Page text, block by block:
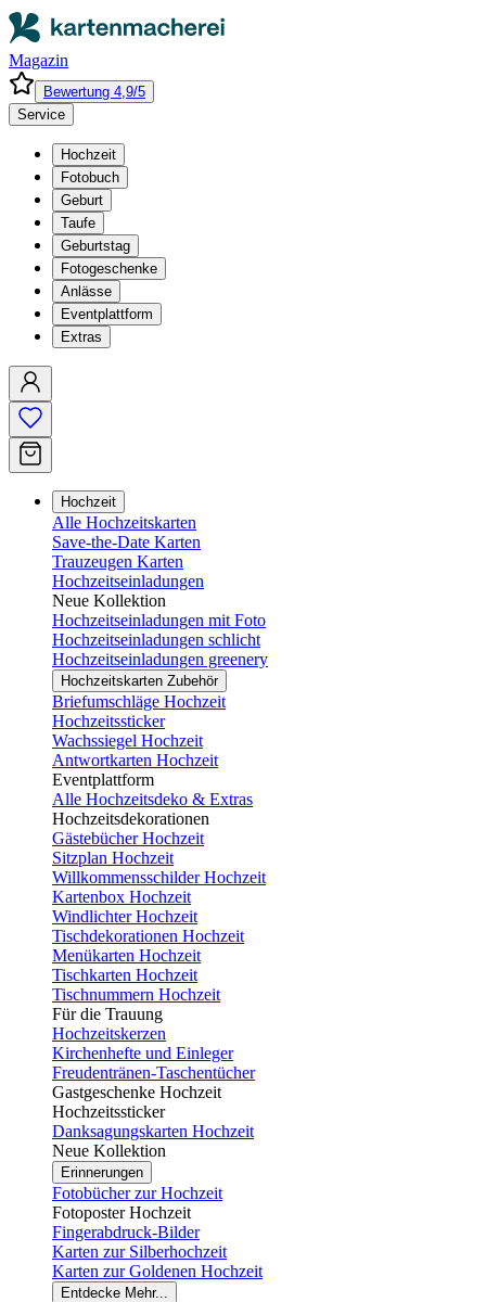
Magazin
Bewertung 4,9/5
Service
Hochzeit
Fotobuch
Geburt
Taufe
Geburtstag
Fotogeschenke
Anlässe
Eventplattform
Extras
Hochzeit
Alle Hochzeitskarten
Save-the-Date Karten
Trauzeugen Karten
Hochzeitseinladungen
Neue Kollektion
Hochzeitseinladungen mit Foto
Hochzeitseinladungen schlicht
Hochzeitseinladungen greenery
Hochzeitskarten Zubehör
Briefumschläge Hochzeit
Hochzeitssticker
Wachssiegel Hochzeit
Antwortkarten Hochzeit
Eventplattform
Alle Hochzeitsdeko & Extras
Hochzeitsdekorationen
Gästebücher Hochzeit
Sitzplan Hochzeit
Willkommensschilder Hochzeit
Kartenbox Hochzeit
Windlichter Hochzeit
Tischdekorationen Hochzeit
Menükarten Hochzeit
Tischkarten Hochzeit
Tischnummern Hochzeit
Für die Trauung
Hochzeitskerzen
Kirchenhefte und Einleger
Freudentränen-Taschentücher
Gastgeschenke Hochzeit
Hochzeitssticker
Danksagungskarten Hochzeit
Neue Kollektion
Erinnerungen
Fotobücher zur Hochzeit
Fotoposter Hochzeit
Fingerabdruck-Bilder
Karten zur Silberhochzeit
Karten zur Goldenen Hochzeit
Entdecke Mehr...